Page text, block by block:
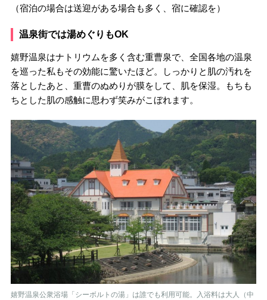
（宿泊の場合は送迎がある場合も多く、宿に確認を）
温泉街では湯めぐりもOK
嬉野温泉はナトリウムを多く含む重曹泉で、全国各地の温泉
を巡った私もその効能に驚いたほど。しっかりと肌の汚れを
落としたあと、重曹のぬめりが膜をして、肌を保湿。もちも
ちとした肌の感触に思わず笑みがこぼれます。
嬉野温泉公衆浴場「シーボルトの湯」は誰でも利用可能。入浴料は大人（中